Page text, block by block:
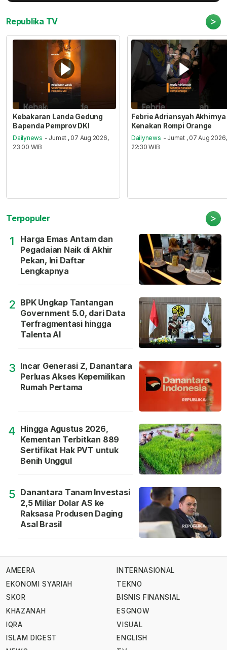
Republika TV >
Kebakaran Landa Gedung
Bapenda Pemprov DKI
Dailynews - Jumat , 07 Aug 2026,
23:00 WIB
Febrie Adriansyah Akhirnya
Kenakan Rompi Orange
Dailynews - Jumat , 07 Aug 2026,
22:30 WIB
Terpopuler >
1
Harga Emas Antam dan
Pegadaian Naik di Akhir
Pekan, Ini Daftar
Lengkapnya
2 BPK Ungkap Tantangan
Government 5.0, dari Data
Terfragmentasi hingga
Talenta AI
3 Incar Generasi Z, Danantara
Perluas Akses Kepemilikan
Rumah Pertama
4 Hingga Agustus 2026,
Kementan Terbitkan 889
Sertifikat Hak PVT untuk
Benih Unggul
5 Danantara Tanam Investasi
2,5 Miliar Dolar AS ke
Raksasa Produsen Daging
Asal Brasil
AMEERA
EKONOMI SYARIAH
SKOR
KHAZANAH
IQRA
ISLAM DIGEST
INTERNASIONAL
TEKNO
BISNIS FINANSIAL
ESGNOW
VISUAL
ENGLISH